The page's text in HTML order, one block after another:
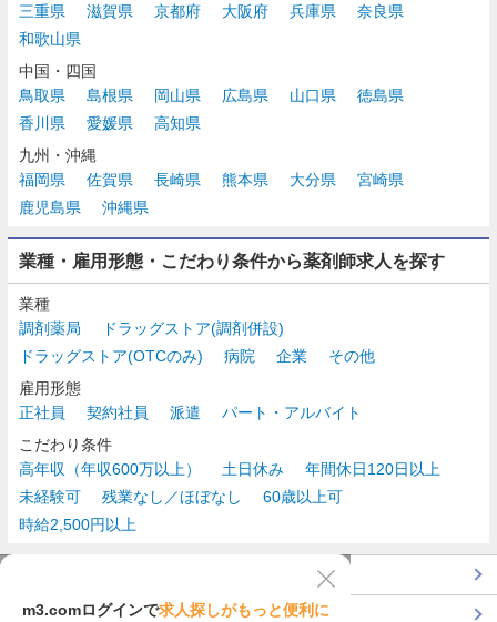
三重県
滋賀県 京都府 大阪府 兵庫県
奈良県
和歌山県
中国・四国
鳥取県
島根県 岡山県 広島県 山口県
徳島県
香川県
愛媛県
高知県
九州・沖縄
福岡県
佐賀県 長崎県 熊本県 大分県
宮崎県
鹿児島県
沖縄県
業種・雇用形態・こだわり条件から薬剤師求人を探す
業種
調剤薬局
ドラッグストア(調剤併設)
ドラッグストア(OTCのみ)
病院 企業
その他
雇用形態
正社員
契約社員 派遣
パート・アルバイト
こだわり条件
高年収（年収600万以上）
土日休み
年間休日120日以上
未経験可
残業なし／ほぼなし
60歳以上可
時給2,500円以上
m3.comログインで求人探しがもっと便利に
最近チェックした求人一覧